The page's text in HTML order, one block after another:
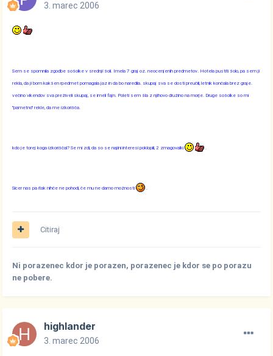
3. marec 2006
Sem se spomnila zgodbe sošolke v srednji šoli. Imela 7 graj oz. neocenjenih predmetov. Hotela pustiti šolo, pa sem ji
rekla, da ji bom kakšen rpedmet pomagala jaz in da bo naredila. skupaj sva se dosti preučili, letnik končala brez graje.
večino vikendov sva preživeli skupaj, se imeli fajn. Poleti sem šla z njihovo družino na morje. Druge sošolke so mi
"pametno" rekle, da me izkorišča.
kdo je torej koga izkoriščal? Se mi zdi, da so se najini interesi poklopili, 2 zmagovalki .
Sicer nas pa itak nihče ne pohodi, če mu ne damo možnosti .
Citiraj
Ni porazenec kdor je porazen, porazenec je kdor se po porazu
ne pobere.
highlander
3. marec 2006